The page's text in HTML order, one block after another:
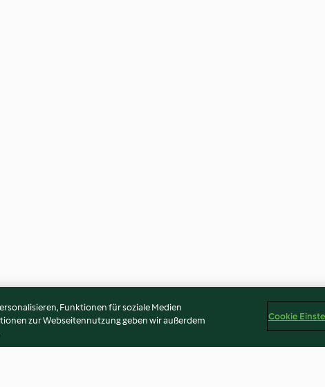
Funktionen für soziale Medien
zur Webseitennutzung geben wir außerdem
Cookie